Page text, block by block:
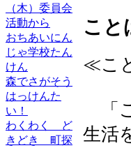
（木）委員会
活動から
おちあいにん
じゃ学校たん
けん
森でさがそう
はっけんた
い！
わくわく ど
きどき 町探
こと
≪こ
「
生活